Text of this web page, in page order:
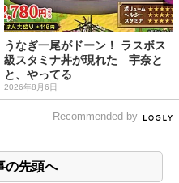
うなぎ一尾がドーン！ ラスボス
級スタミナ丼が現れた 宇奈と
と、やってる
2026年8月6日
Recommended by
の先頭へ